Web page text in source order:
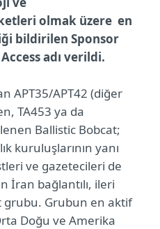
olmak üzere en
bildirilen Sponsor
adı verildi.
APT35/APT42 (diğer
TA453 ya da
Ballistic Bobcat;
kuruluşlarının yanı
ve gazetecileri de
İran bağlantılı, ileri
grubu. Grubun en aktif
Doğu ve Amerika